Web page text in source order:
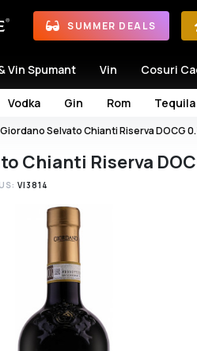
SUMMER DEALS
Vodka Gin Rom Tequila
Vin Spumant Vin Cosuri
Giordano Selvato Chianti Riserva DOCG
Chianti Riserva
VI3814